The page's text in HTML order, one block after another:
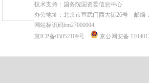
技术支持：国务院国资委信息中心
办公地址：北京市宣武门西大街26号 邮编
网站标识码bm27000004
京ICP备05052109号
京公网安备